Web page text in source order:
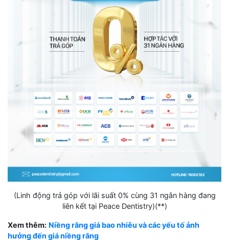
(Linh động trả góp với lãi suất 0% cùng 31 ngân hàng đang
liên kết tại Peace Dentistry)(**)
Xem thêm: Niềng răng giá bao nhiêu và các yếu tố ảnh
hưởng đến giá niềng răng